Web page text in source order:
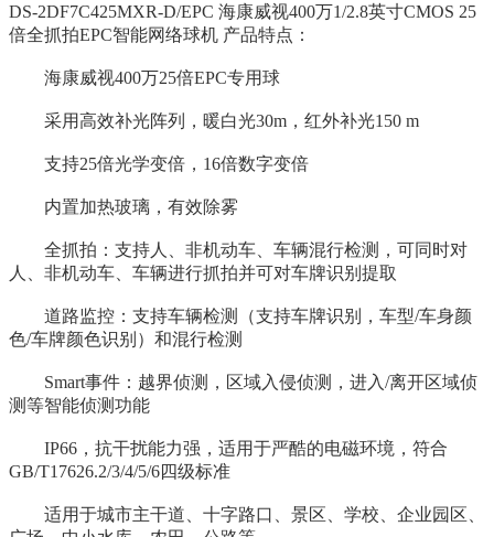
DS-2DF7C425MXR-D/EPC 海康威视400万1/2.8英寸CMOS 25
倍全抓拍EPC智能网络球机 产品特点：
海康威视400万25倍EPC专用球
采用高效补光阵列，暖白光30m，红外补光150 m
支持25倍光学变倍，16倍数字变倍
内置加热玻璃，有效除雾
全抓拍：支持人、非机动车、车辆混行检测，可同时对
人、非机动车、车辆进行抓拍并可对车牌识别提取
道路监控：支持车辆检测（支持车牌识别，车型/车身颜
色/车牌颜色识别）和混行检测
Smart事件：越界侦测，区域入侵侦测，进入/离开区域侦
测等智能侦测功能
IP66，抗干扰能力强，适用于严酷的电磁环境，符合
GB/T17626.2/3/4/5/6四级标准
适用于城市主干道、十字路口、景区、学校、企业园区、